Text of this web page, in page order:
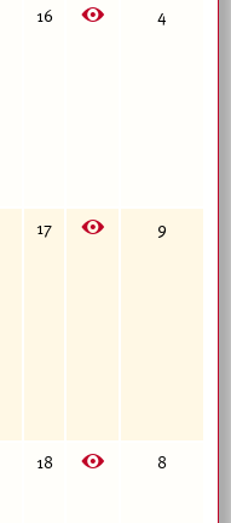
16 E 4
17 E 9
18 E 8